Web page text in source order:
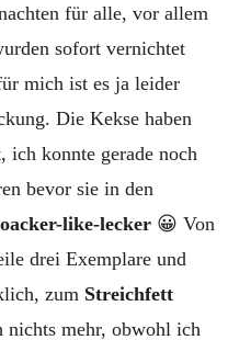
für alle, vor allem
sofort vernichtet
mich ist es ja leider
Die Kekse haben
ich konnte gerade noch
bevor sie in den
like-lecker 😀 Von
drei Exemplare und
zum Streichfett
mehr, obwohl ich